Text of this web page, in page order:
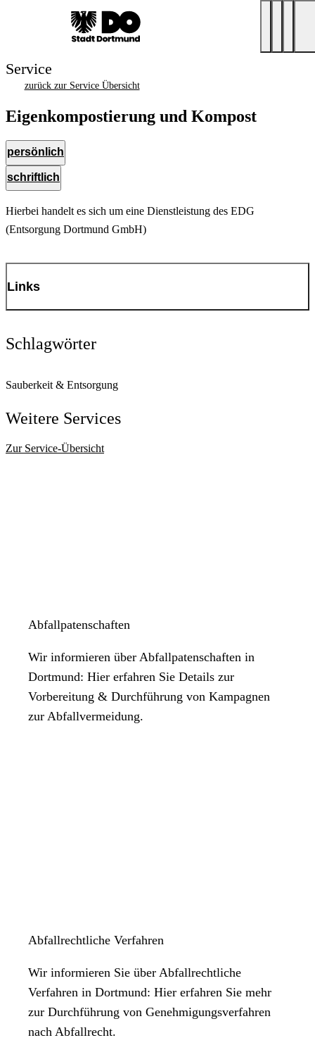
Service
zurück zur Service Übersicht
Eigenkompostierung und Kompost
persönlich
schriftlich
Hierbei handelt es sich um eine Dienstleistung des EDG
(Entsorgung Dortmund GmbH)
Links
Schlagwörter
Sauberkeit & Entsorgung
Weitere Services
Zur Service-Übersicht
Abfallpatenschaften
Wir informieren über Abfallpatenschaften in
Dortmund: Hier erfahren Sie Details zur
Vorbereitung & Durchführung von Kampagnen
zur Abfallvermeidung.
Abfallrechtliche Verfahren
Wir informieren Sie über Abfallrechtliche
Verfahren in Dortmund: Hier erfahren Sie mehr
zur Durchführung von Genehmigungsverfahren
nach Abfallrecht.